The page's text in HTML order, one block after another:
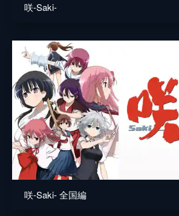
咲-Saki-
咲-Saki- 全国編